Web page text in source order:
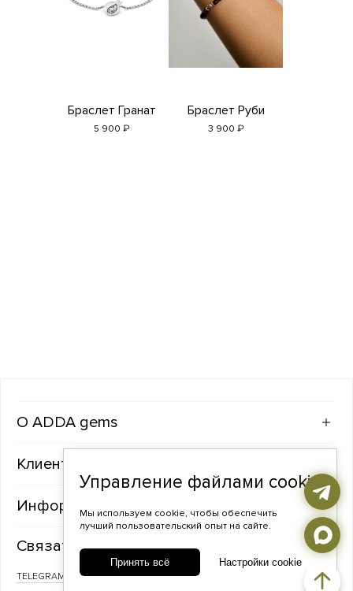
Браслет Гранат
5 900 ₽
Браслет Руби
3 900 ₽
ADDA gems
Клиентам
Информация
Связаться с нами
TELEGRAM ВКОНТАКТЕ
Управление файлами cookie
Мы используем cookie, чтобы обеспечить
лучший пользовательский опыт на сайте.
Принять всё Настройки cookie